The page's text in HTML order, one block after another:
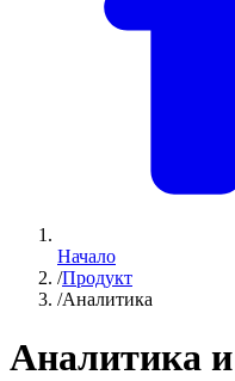
Начало
/Продукт
/Аналитика
Аналитика